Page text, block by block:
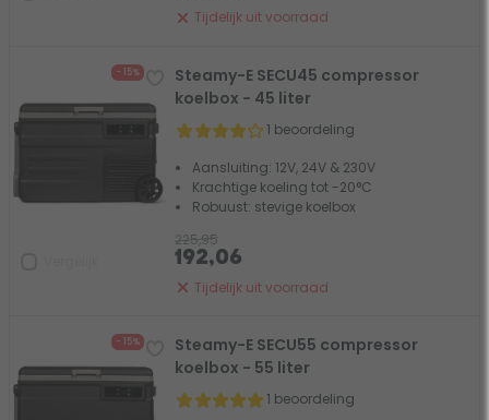
Tijdelijk uit voorraad
- 15%
Steamy-E SECU45 compressor
koelbox - 45 liter
1 beoordeling
Aansluiting: 12V, 24V & 230V
Krachtige koeling tot -20°C
Robuust: stevige koelbox
Tijdelijk uit voorraad
225,95
192,06
- 15%
Steamy-E SECU55 compressor
koelbox - 55 liter
1 beoordeling